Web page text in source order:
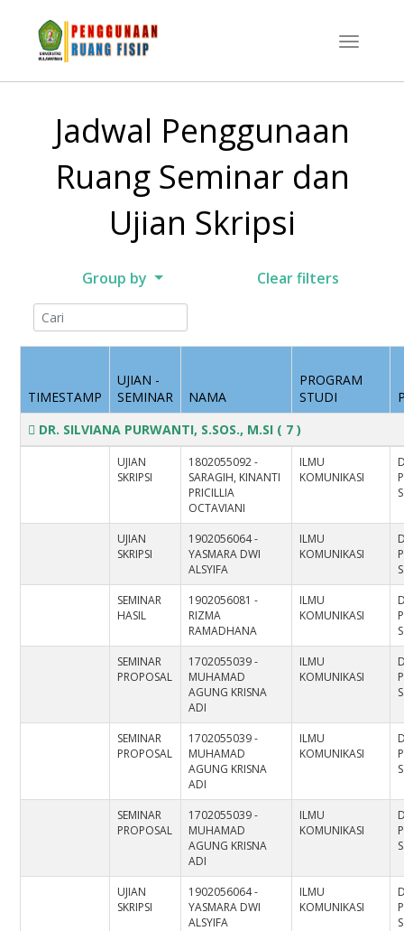
Jadwal Penggunaan
Ruang Seminar dan
Ujian Skripsi
Group by Clear filters
TIMESTAMP
UJIAN -
SEMINAR
NAMA
PROGRAM
STUDI
DR. SILVIANA PURWANTI, S.SOS., M.SI ( 7 )
UJIAN
SKRIPSI
1802055092 -
SARAGIH, KINANTI
PRICILLIA
OCTAVIANI
ILMU
KOMUNIKASI
UJIAN
SKRIPSI
1902056064 -
YASMARA DWI
ALSYIFA
ILMU
KOMUNIKASI
SEMINAR
HASIL
1902056081 -
RIZMA
RAMADHANA
ILMU
KOMUNIKASI
SEMINAR
PROPOSAL
1702055039 -
MUHAMAD
AGUNG KRISNA
ADI
ILMU
KOMUNIKASI
SEMINAR
PROPOSAL
1702055039 -
MUHAMAD
AGUNG KRISNA
ADI
ILMU
KOMUNIKASI
SEMINAR
PROPOSAL
1702055039 -
MUHAMAD
AGUNG KRISNA
ADI
ILMU
KOMUNIKASI
UJIAN
SKRIPSI
1902056064 -
YASMARA DWI
ALSYIFA
ILMU
KOMUNIKASI